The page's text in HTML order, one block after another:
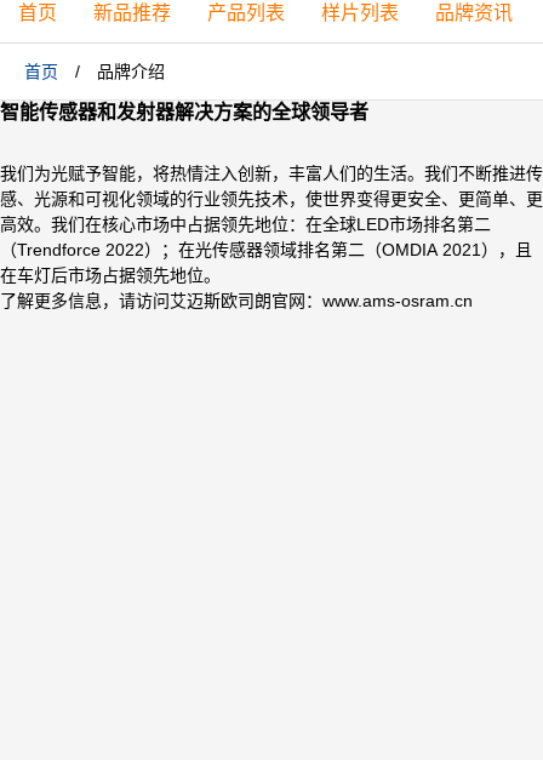
首页 新品推荐 产品列表 样片列表 品牌资讯
首页 / 品牌介绍
智能传感器和发射器解决方案的全球领导者
我们为光赋予智能，将热情注入创新，丰富人们的生活。我们不断推进传
感、光源和可视化领域的行业领先技术，使世界变得更安全、更简单、更
高效。我们在核心市场中占据领先地位：在全球LED市场排名第二
（Trendforce 2022）；在光传感器领域排名第二（OMDIA 2021），且
在车灯后市场占据领先地位。
了解更多信息，请访问艾迈斯欧司朗官网：www.ams-osram.cn